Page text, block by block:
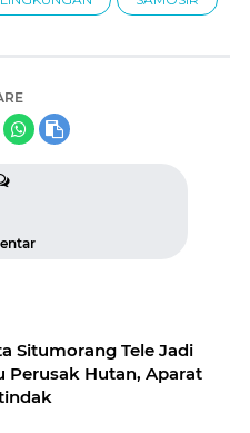
Situmorang Tele Jadi
Perusak Hutan, Aparat